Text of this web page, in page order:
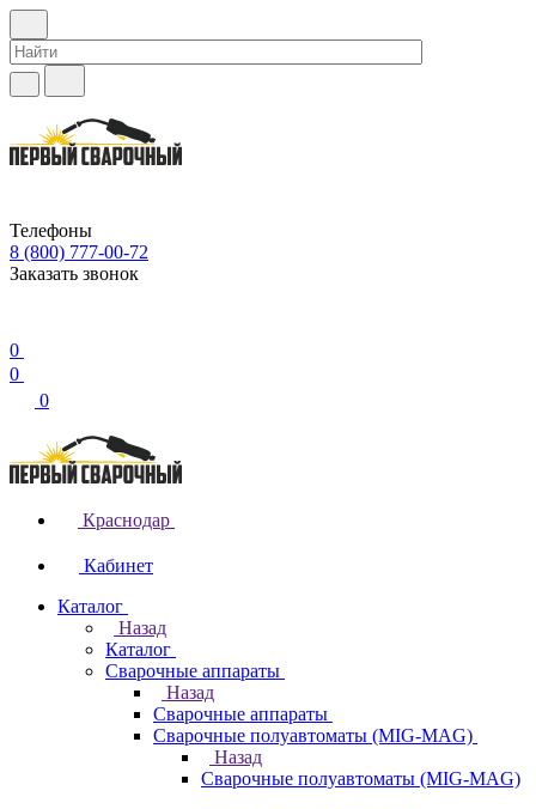
Телефоны
8 (800) 777-00-72
Заказать звонок
0
0
0
Краснодар
Кабинет
Каталог
Назад
Каталог
Сварочные аппараты
Назад
Сварочные аппараты
Сварочные полуавтоматы (MIG-MAG)
Назад
Сварочные полуавтоматы (MIG-MAG)